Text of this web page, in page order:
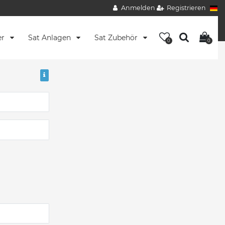
Anmelden Registrieren
Sat Anlagen Sat Zubehör 0 0